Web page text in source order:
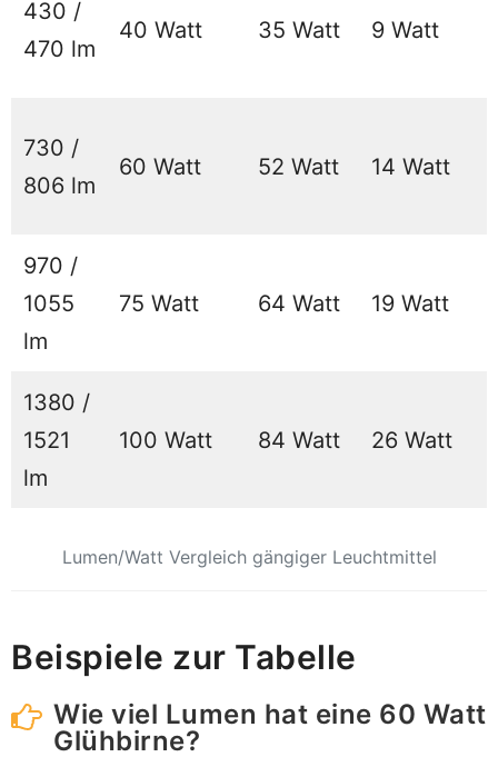
430 /
470 lm
40 Watt 35 Watt 9 Watt
730 /
806 lm
60 Watt 52 Watt 14 Watt
970 /
1055
lm
75 Watt 64 Watt 19 Watt
1380 /
1521
lm
100 Watt 84 Watt 26 Watt
Lumen/Watt Vergleich gängiger Leuchtmittel
Beispiele zur Tabelle
Wie viel Lumen hat eine 60 Watt
Glühbirne?